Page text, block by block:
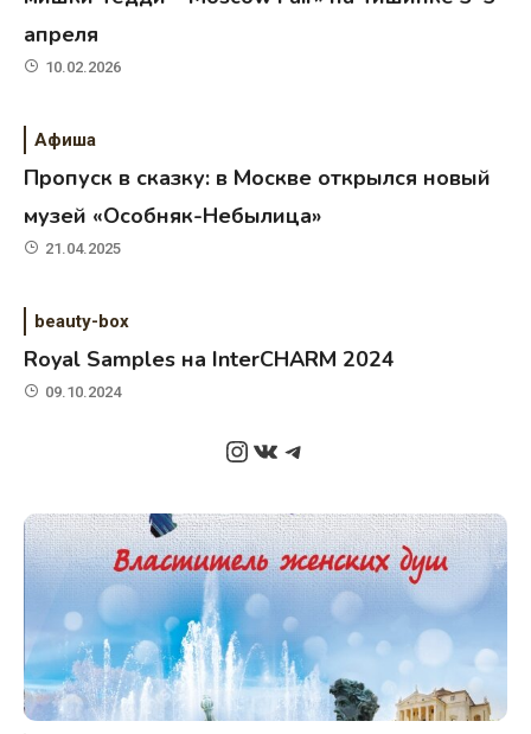
апреля
10.02.2026
Афиша
Пропуск в сказку: в Москве открылся новый
музей «Особняк-Небылица»
21.04.2025
beauty-box
Royal Samples на InterCHARM 2024
09.10.2024
Instagram
ВКонтакте
Telegram